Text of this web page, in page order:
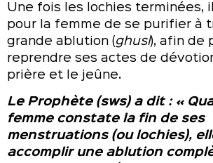
Une fois les lochies terminées,
pour la femme de se purifier à
grande ablution (ghusl), afin de
reprendre ses actes de
prière et le jeûne.
Le Prophète (sws) a dit : «
femme constate la fin de ses
menstruations (ou lochies),
accomplir une ablution